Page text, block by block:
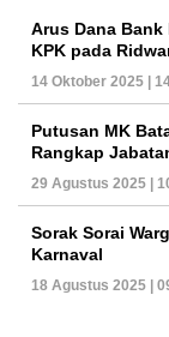
Arus Dana
KPK pada
14 Oktober 2025 |
Putusan MK
Rangkap
29 Agustus 2025 |
Sorak Sorai
Karnaval
18 Agustus 2025 |